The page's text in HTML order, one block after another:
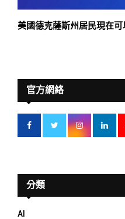
美國德克薩斯州居民現在
官方網絡
分類
AI